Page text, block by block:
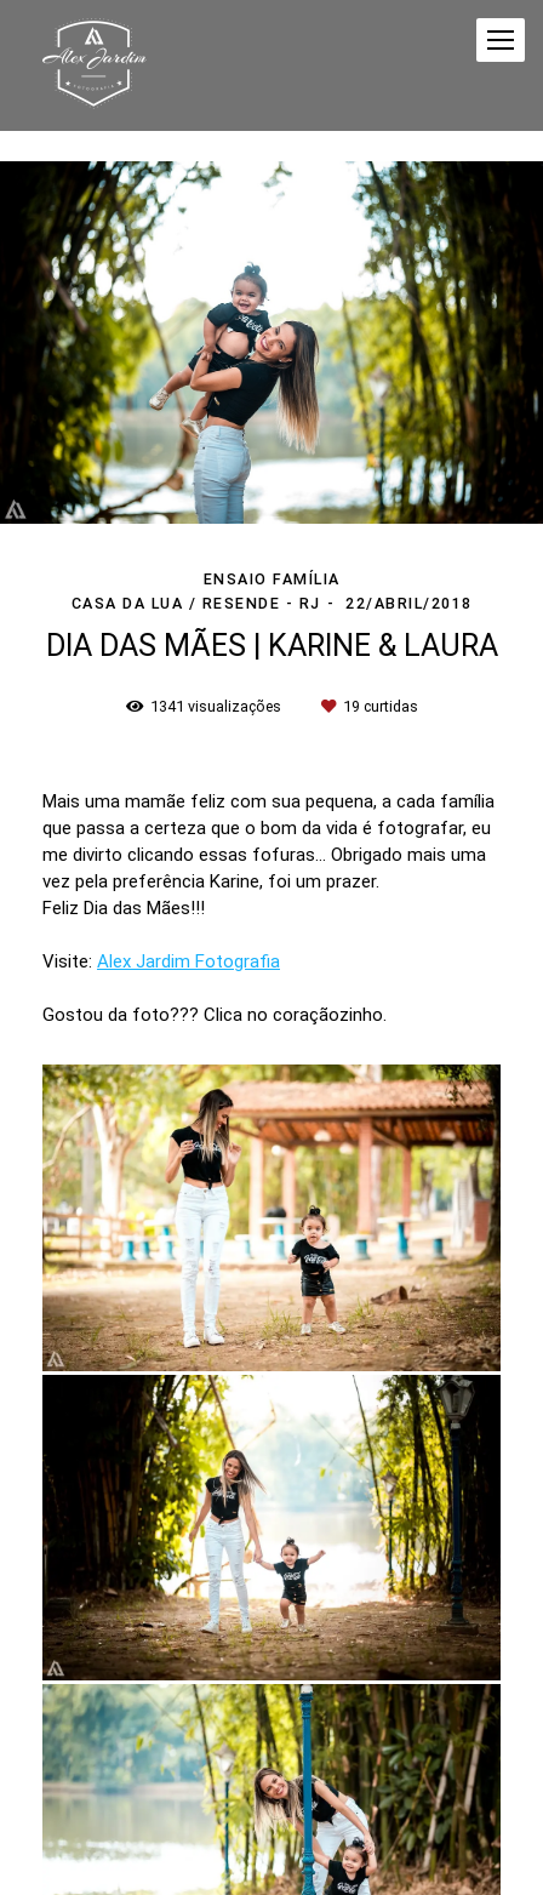
ENSAIO FAMÍLIA
CASA DA LUA / RESENDE - RJ
22/ABRIL/2018
DIA DAS MÃES | KARINE & LAURA
1341 visualizações 19 curtidas
Mais uma mamãe feliz com sua pequena, a cada família
que passa a certeza que o bom da vida é fotografar, eu
me divirto clicando essas fofuras... Obrigado mais uma
vez pela preferência Karine, foi um prazer.
Feliz Dia das Mães!!!
Visite: Alex Jardim Fotografia
Gostou da foto??? Clica no coraçãozinho.